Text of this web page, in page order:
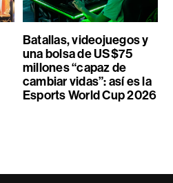
Batallas, videojuegos y
una bolsa de US$75
millones “capaz de
cambiar vidas”: así es la
Esports World Cup 2026